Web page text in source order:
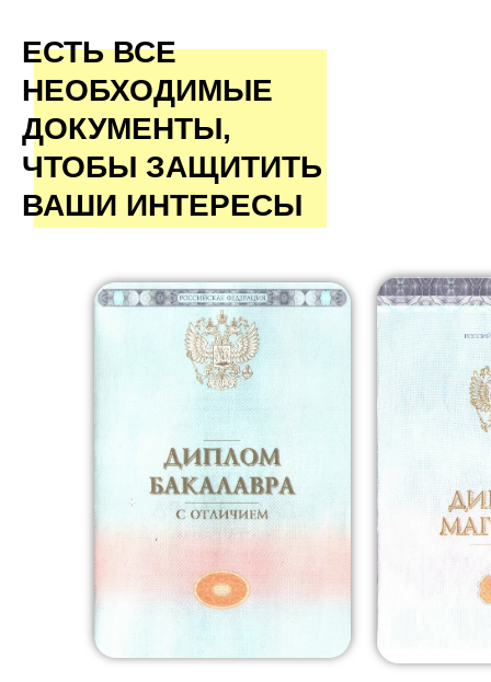
ЕСТЬ ВСЕ
НЕОБХОДИМЫЕ
ДОКУМЕНТЫ,
ЧТОБЫ ЗАЩИТИТЬ
ВАШИ ИНТЕРЕСЫ